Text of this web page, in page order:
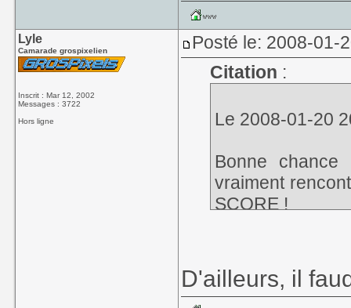
Lyle
Camarade grospixelien
Inscrit : Mar 12, 2002
Messages : 3722
Hors ligne
Posté le: 2008-01-
Citation :
Le 2008-01-20
Bonne
vraiment
SCORE !
D'ailleurs, il